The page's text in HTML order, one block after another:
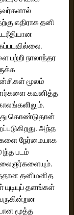
எதிராக தனி
நாலாந்தர
மூலம்
கவனித்த
கொண்டுதான்
அந்த
நேர்மையாக
படம்
தனிமனித
தளங்கள்
மூத்த